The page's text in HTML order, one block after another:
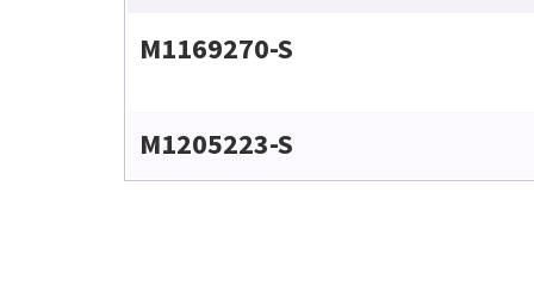
M1169270-S
M1205223-S